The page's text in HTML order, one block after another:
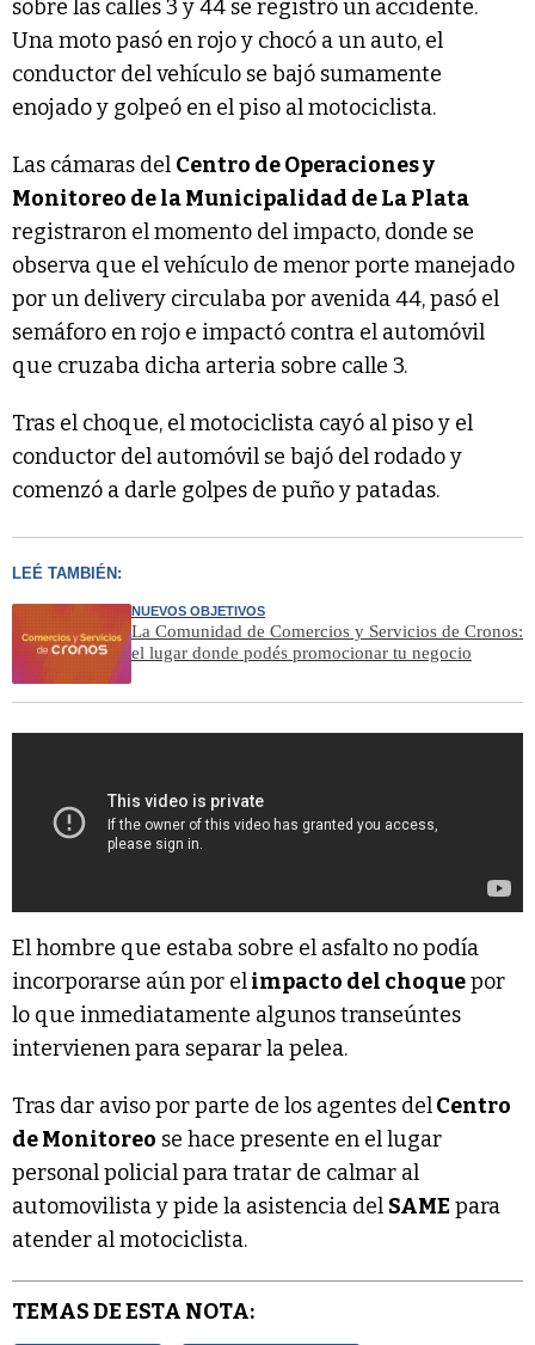
sobre las calles 3 y 44 se registró un accidente.
Una moto pasó en rojo y chocó a un auto, el
conductor del vehículo se bajó sumamente
enojado y golpeó en el piso al motociclista.
Las cámaras del Centro de Operaciones y
Monitoreo de la Municipalidad de La Plata
registraron el momento del impacto, donde se
observa que el vehículo de menor porte manejado
por un delivery circulaba por avenida 44, pasó el
semáforo en rojo e impactó contra el automóvil
que cruzaba dicha arteria sobre calle 3.
Tras el choque, el motociclista cayó al piso y el
conductor del automóvil se bajó del rodado y
comenzó a darle golpes de puño y patadas.
LEÉ TAMBIÉN:
NUEVOS OBJETIVOS
La Comunidad de Comercios y Servicios de Cronos:
el lugar donde podés promocionar tu negocio
El hombre que estaba sobre el asfalto no podía
incorporarse aún por elimpacto del choquepor
lo que inmediatamente algunos transeúntes
intervienen para separar la pelea.
Tras dar aviso por parte de los agentes delCentro
de Monitoreo se hace presente en el lugar
personal policial para tratar de calmar al
automovilista y pide la asistencia del SAME para
atender al motociclista.
TEMAS DE ESTA NOTA: